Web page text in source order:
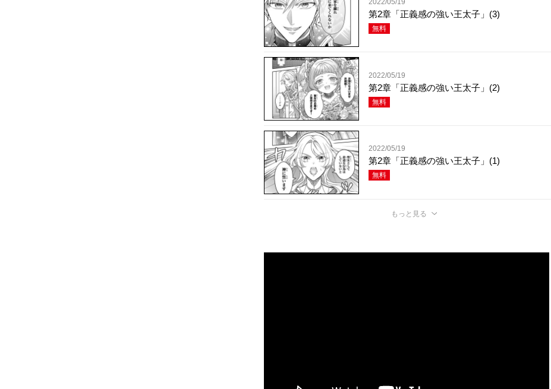
2022/05/19
第2章「正義感の強い王太子」(3)
無料
2022/05/19
第2章「正義感の強い王太子」(2)
無料
2022/05/19
第2章「正義感の強い王太子」(1)
無料
もっと見る